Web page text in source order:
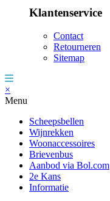
Klantenservice
Contact
Retourneren
Sitemap
×
Menu
Scheepsbellen
Wijnrekken
Woonaccessoires
Brievenbus
Aanbod via Bol.com
2e Kans
Informatie